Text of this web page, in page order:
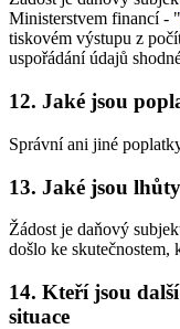
Ministerstvem financí - "
tiskovém výstupu z
uspořádání údajů
12. Jaké jsou
Správní ani jiné
13. Jaké jsou
Žádost je daňový
došlo ke skutečnostem,
14. Kteří jsou
situace